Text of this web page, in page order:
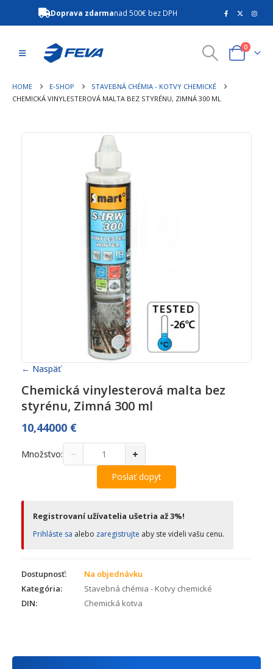
Doprava zdarmanad 500€ bez DPH
0
HOME E-SHOP
STAVEBNÁ CHÉMIA - KOTVY CHEMICKÉ
CHEMICKÁ VINYLESTEROVÁ MALTA BEZ STYRÉNU, ZIMNÁ 300 ML
← Naspäť
Chemická vinylesterová malta bez
styrénu, Zimná 300 ml
10,44000 €
Množstvo: − +
Poslať dopyt
Registrovaní užívatelia ušetria až 3%!
Prihláste sa alebo zaregistrujte aby ste videli vašu cenu.
Dostupnosť:
Na objednávku
Kategória:
Stavebná chémia - Kotvy chemické
DIN:
Chemická kotva